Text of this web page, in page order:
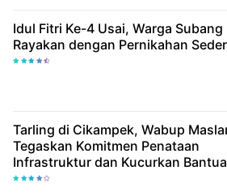
Idul Fitri Ke-4 Usai, Warga Subang
Rayakan dengan Pernikahan
Tarling di Cikampek, Wabup
Tegaskan Komitmen Penataan
Infrastruktur dan Kucurkan
Rp25,6 Miliar